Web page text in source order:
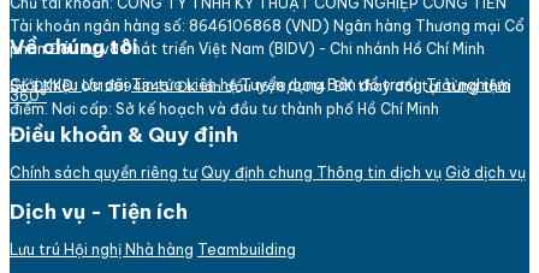
Tài khoản ngân hàng số: 8646106868 (VND) Ngân hàng Thương mại Cổ
phần Đầu tư và Phát triển Việt Nam (BIDV) - Chi nhánh Hồ Chí Minh
Số ĐKKD: 0312894345. ĐK lần đầu 16/8/2014. ĐK thay đổi tại từng thời
điểm. Nơi cấp: Sở kế hoạch và đầu tư thành phố Hồ Chí Minh
Về chúng tôi
Giới thiệu Ưu đãiTin tứcLiên hệTuyển dụng Bản đồ trang Trải nghiệm
360°
Điều khoản & Quy định
Chính sách quyền riêng tư Quy định chung Thông tin dịch vụ Giờ dịch vụ
Dịch vụ - Tiện ích
Lưu trú Hội nghị Nhà hàng Teambuilding